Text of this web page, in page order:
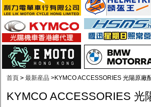
首頁 > 最新産品 >KYMCO ACCESSORIES 光陽原廠
KYMCO ACCESSORIES 光